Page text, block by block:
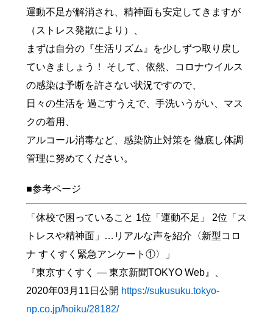
小田原観光
運動不足が解消され、精神面も安定してきますが
（ストレス発散により）、
まずは自分の『生活リズム』を少しずつ取り戻し
ていきましょう！ そして、依然、コロナウイルス
の感染は予断を許さない状況ですので、
日々の生活を 過ごすうえで、手洗いうがい、マス
クの着用、
アルコール消毒など、感染防止対策を 徹底し体調
管理に努めてください。
■参考ページ
「休校で困っていること 1位「運動不足」 2位「ス
トレスや精神面」…リアルな声を紹介〈新型コロ
ナ すくすく緊急アンケート①〉」
『東京すくすく ― 東京新聞TOKYO Web』、
2020年03月11日公開 https://sukusuku.tokyo-
np.co.jp/hoiku/28182/